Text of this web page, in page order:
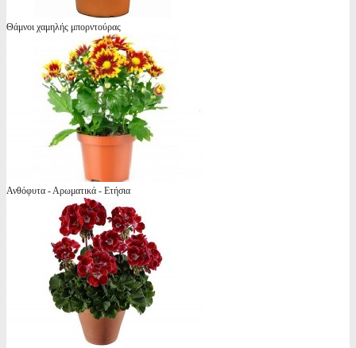
Θάμνοι χαμηλής μπορντούρας
Ανθόφυτα - Αρωματικά - Ετήσια